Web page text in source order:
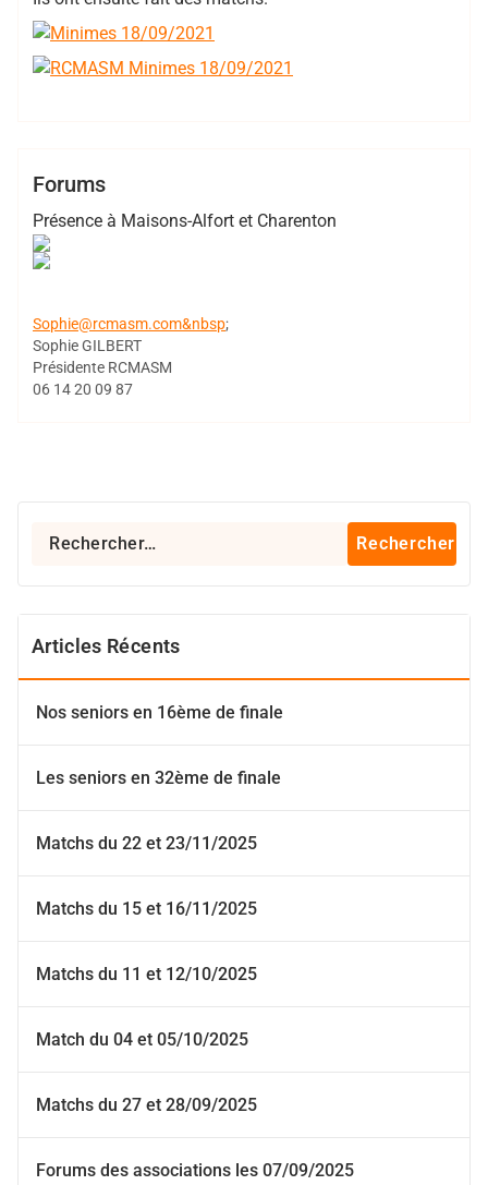
Club
Forums
Présence à Maisons-Alfort et Charenton
Sophie@rcmasm.com&nbsp;
Sophie GILBERT
Présidente RCMASM
06 14 20 09 87
Rechercher :
Articles Récents
Nos seniors en 16ème de finale
Les seniors en 32ème de finale
Matchs du 22 et 23/11/2025
Matchs du 15 et 16/11/2025
Matchs du 11 et 12/10/2025
Match du 04 et 05/10/2025
Matchs du 27 et 28/09/2025
Forums des associations les 07/09/2025